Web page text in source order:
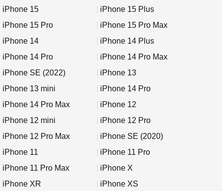
iPhone 15
iPhone 15 Plus
iPhone 15 Pro
iPhone 15 Pro Max
iPhone 14
iPhone 14 Plus
iPhone 14 Pro
iPhone 14 Pro Max
iPhone SE (2022)
iPhone 13
iPhone 13 mini
iPhone 14 Pro
iPhone 14 Pro Max
iPhone 12
iPhone 12 mini
iPhone 12 Pro
iPhone 12 Pro Max
iPhone SE (2020)
iPhone 11
iPhone 11 Pro
iPhone 11 Pro Max
iPhone X
iPhone XR
iPhone XS